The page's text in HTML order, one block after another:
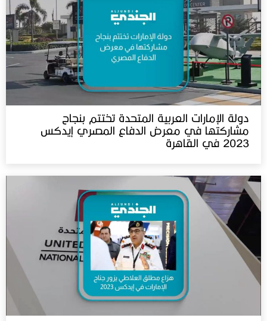
دولة الإمارات العربية المتحدة تختتم بنجاح
مشاركتها في معرض الدفاع المصري إيدكس
2023 في القاهرة